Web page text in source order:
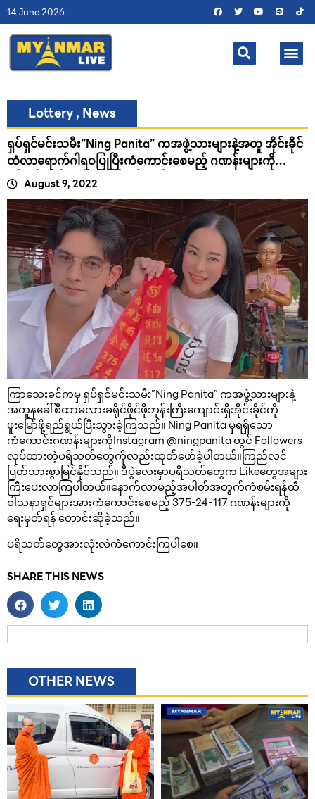
14 June 2026
Lottery, News
ရှပ်ရှင်မင်းသမီး”Ning Panita” ကအဖွဲ့သားများနဲ့အတူ အိုင်းခိုင်
ထံလာရောက်ဂါရဝပြုပြီးကံကောင်းစေမည့် ဂဏန်းများကို
ရှင်းရှင်းလင်းလင်းဖော်ပြခဲ့ပါသည်။
August 9, 2022
ကြာသေးခင်ကမှ ရှပ်ရှင်မင်းသမီး”Ning Panita” ကအဖွဲ့သားများနဲ့
အတူနခေါ်စီထာမလားခရိုင်ဖိုင်ဖိုဘုန်းကြီးကျောင်းရှိအိုင်းခိုင်ကို
ဖူးမြော်ဖို့ရည်ရွယ်ပြီးသွားခဲ့ကြသည်။ Ning Panita မှရရှိသော
ကံကောင်းဂဏန်းများကိုInstagram @ningpanita တွင် Followers
လုပ်ထားတဲ့ပရိသတ်တွေကိုလည်းထုတ်ဖော်ခဲ့ပါတယ်။ကြည်လင်
ပြတ်သားစွာမြင်နိုင်သည်။ ဒီပွဲလေးမှာပရိသတ်တွေက Likeတွေအများ
ကြီးပေးလာကြပါတယ်။နောက်လာမည့်အပါတ်အတွက်ကံစမ်းရန်ထီ
ဝါသနာရှင်များအားကံကောင်းစေမည့် 375-24-117 ဂဏန်းများကို
ရေးမှတ်ရန် တောင်းဆိုခဲ့သည်။
ပရိသတ်တွေအားလုံးလဲကံကောင်းကြပါစေ။
SHARE THIS NEWS
OTHER NEWS